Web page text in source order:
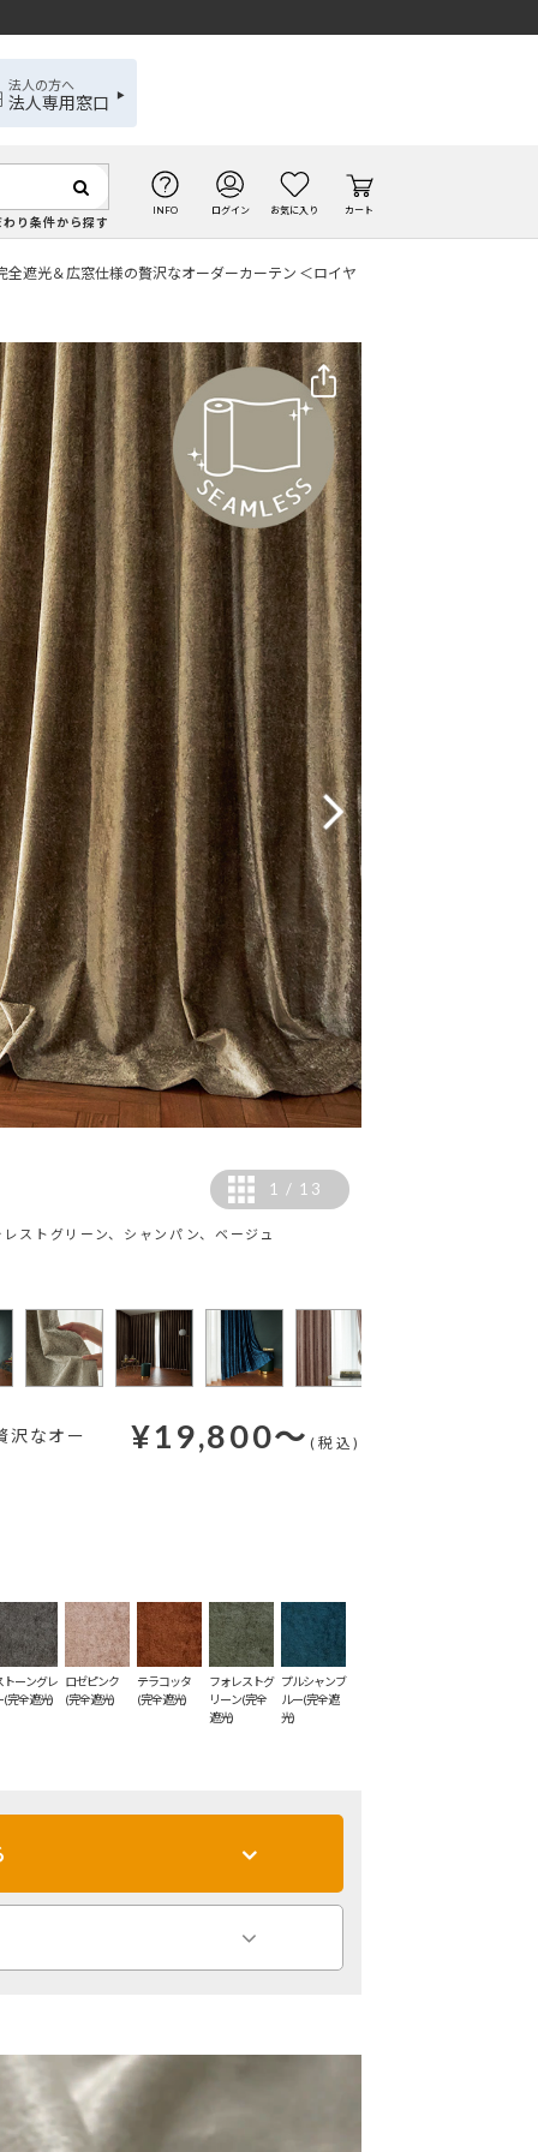
法人の方へ
法人専用窓口
り条件から探す
INFO ログイン お気に入り カート
遮光＆広窓仕様の贅沢なオーダーカーテン ＜ロイヤ
トグリーン、シャンパン、ベージュ
1 / 13
沢なオー ¥19,800～(税込)
トーングレ
(完全遮光)
ロゼピンク
(完全遮光)
テラコッタ
(完全遮光)
フォレストグ
リーン(完全
遮光)
プルシャンブ
ルー(完全遮
光)